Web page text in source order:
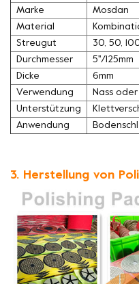
Marke
Mosdan
Material
Streugut
30, 50,
Durchmesser
5''/125mm
Dicke
6mm
Verwendung
Nass
Unterstützung
Anwendung
3. Herstellung von